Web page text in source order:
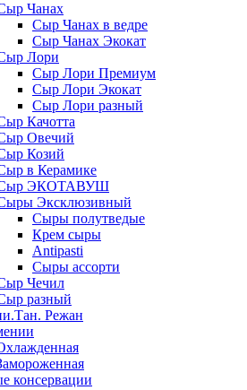
Чанах
Сыр Чанах в ведре
Сыр Чанах Экокат
Лори
Сыр Лори Премиум
Сыр Лори Экокат
Сыр Лори разный
Качотта
Овечий
Козий
в Керамике
ЭКОТАВУШ
Эксклюзивный
Сыры полутведые
Крем сыры
Antipasti
Сыры ассорти
Чечил
разный
Режан
консервации